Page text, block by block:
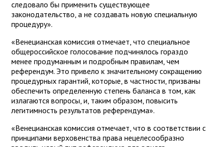
следовало бы применить существующее
законодательство, а не создавать новую специальную
процедуру».
«Венецианская комиссия отмечает, что специальное
общероссийское голосование подчинялось гораздо
менее продуманным и подробным правилам, чем
референдум. Это привело к значительному сокращению
процедурных гарантий, которые, в частности, призваны
обеспечить определенную степень баланса в том, как
излагаются вопросы, и, таким образом, повысить
легитимность результатов референдума».
«Венецианская комиссия отмечает, что в соответствии с
принципами верховенства права нецелесообразно